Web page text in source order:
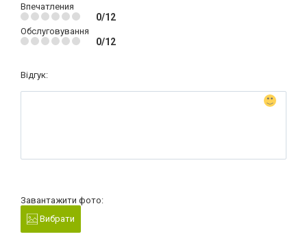
Впечатления
0/12
Обслуговування
0/12
Відгук:
Завантажити фото:
Вибрати